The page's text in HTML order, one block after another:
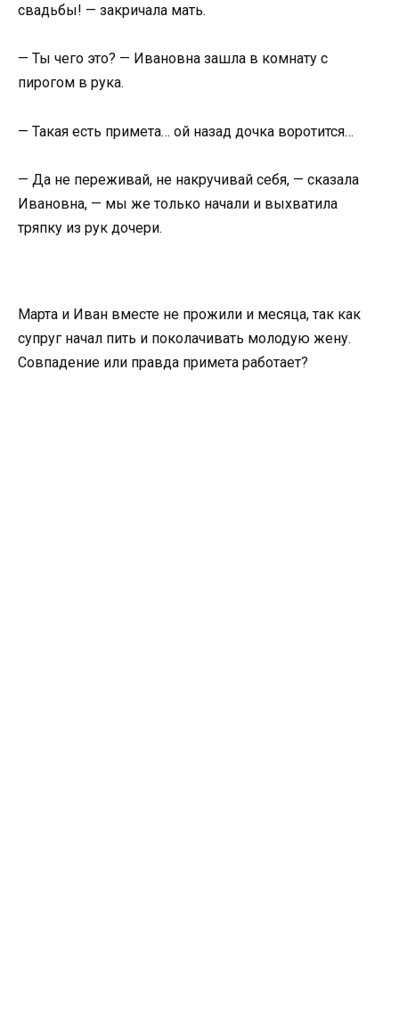
свадьбы! — закричала мать.
— Ты чего это? — Ивановна зашла в комнату с
пирогом в рука.
— Такая есть примета… ой назад дочка воротится…
— Да не переживай, не накручивай себя, — сказала
Ивановна, — мы же только начали и выхватила
тряпку из рук дочери.
Марта и Иван вместе не прожили и месяца, так как
супруг начал пить и поколачивать молодую жену.
Совпадение или правда примета работает?